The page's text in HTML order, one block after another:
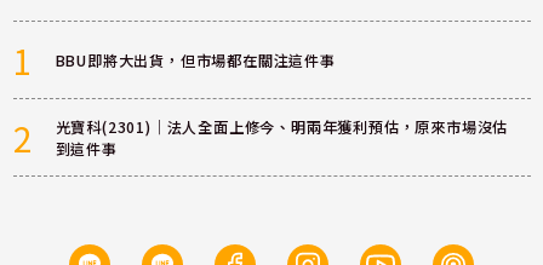
1 BBU即將大出貨，但市場都在關注這件事
2
光寶科(2301)｜法人全面上修今、明兩年獲利預估，原來市場沒估
到這件事